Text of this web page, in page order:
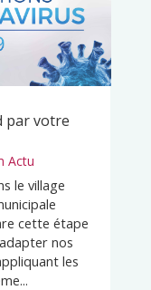
par votre
Actu
le village
cette étape
nos
les